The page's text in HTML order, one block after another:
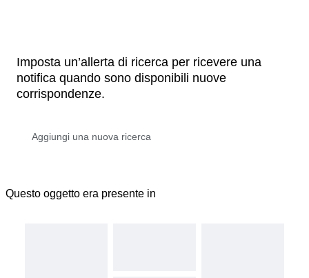
Imposta un’allerta di ricerca per ricevere una
notifica quando sono disponibili nuove
corrispondenze.
Questo oggetto era presente in